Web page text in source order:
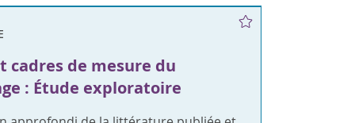
cadres de mesure du
: Étude exploratoire